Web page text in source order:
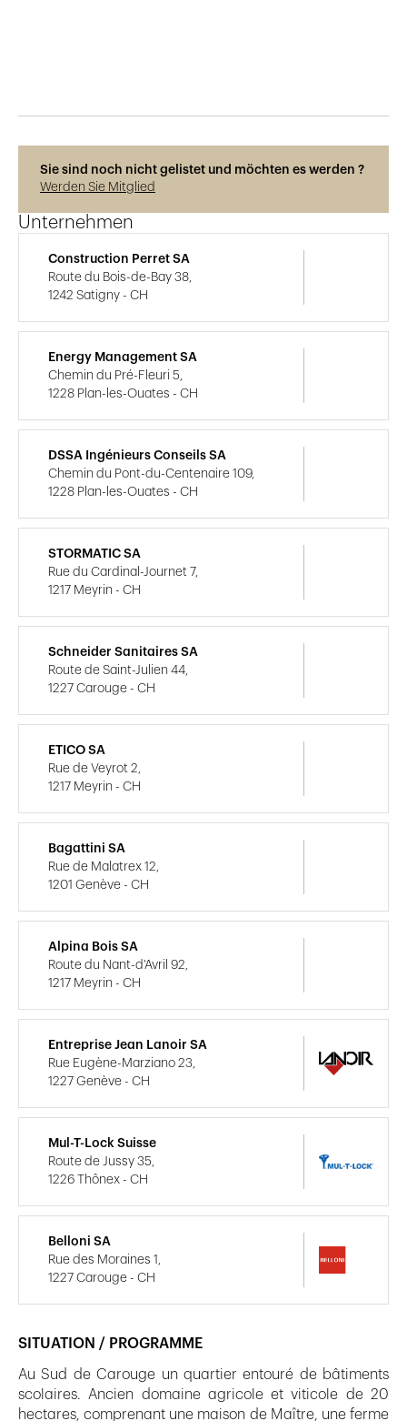
SITUATION / PROGRAMME
Au Sud de Carouge un quartier entouré de bâtiments
scolaires. Ancien domaine agricole et viticole de 20
hectares, comprenant une maison de Maître, une ferme
Sie sind noch nicht gelistet und möchten es werden ?
Werden Sie Mitglied
Unternehmen
Construction Perret SA
Route du Bois-de-Bay 38,
1242 Satigny - CH
Energy Management SA
Chemin du Pré-Fleuri 5,
1228 Plan-les-Ouates - CH
DSSA Ingénieurs Conseils SA
Chemin du Pont-du-Centenaire 109,
1228 Plan-les-Ouates - CH
STORMATIC SA
Rue du Cardinal-Journet 7,
1217 Meyrin - CH
Schneider Sanitaires SA
Route de Saint-Julien 44,
1227 Carouge - CH
ETICO SA
Rue de Veyrot 2,
1217 Meyrin - CH
Bagattini SA
Rue de Malatrex 12,
1201 Genève - CH
Alpina Bois SA
Route du Nant-d'Avril 92,
1217 Meyrin - CH
Entreprise Jean Lanoir SA
Rue Eugène-Marziano 23,
1227 Genève - CH
Mul-T-Lock Suisse
Route de Jussy 35,
1226 Thônex - CH
Belloni SA
Rue des Moraines 1,
1227 Carouge - CH